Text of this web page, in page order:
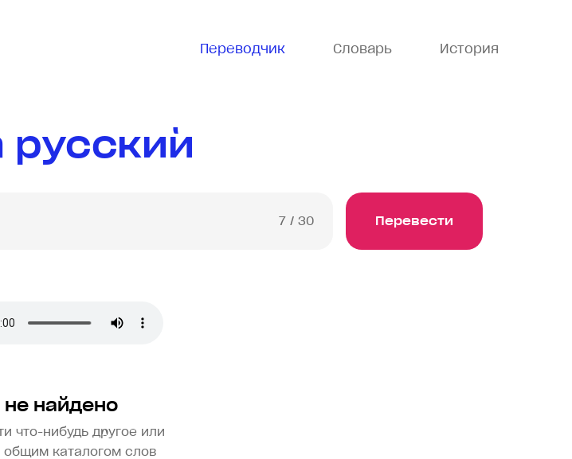
Переводчик Словарь История
7 / 30 Перевести
не найдено
что-нибудь другое или
общим каталогом слов